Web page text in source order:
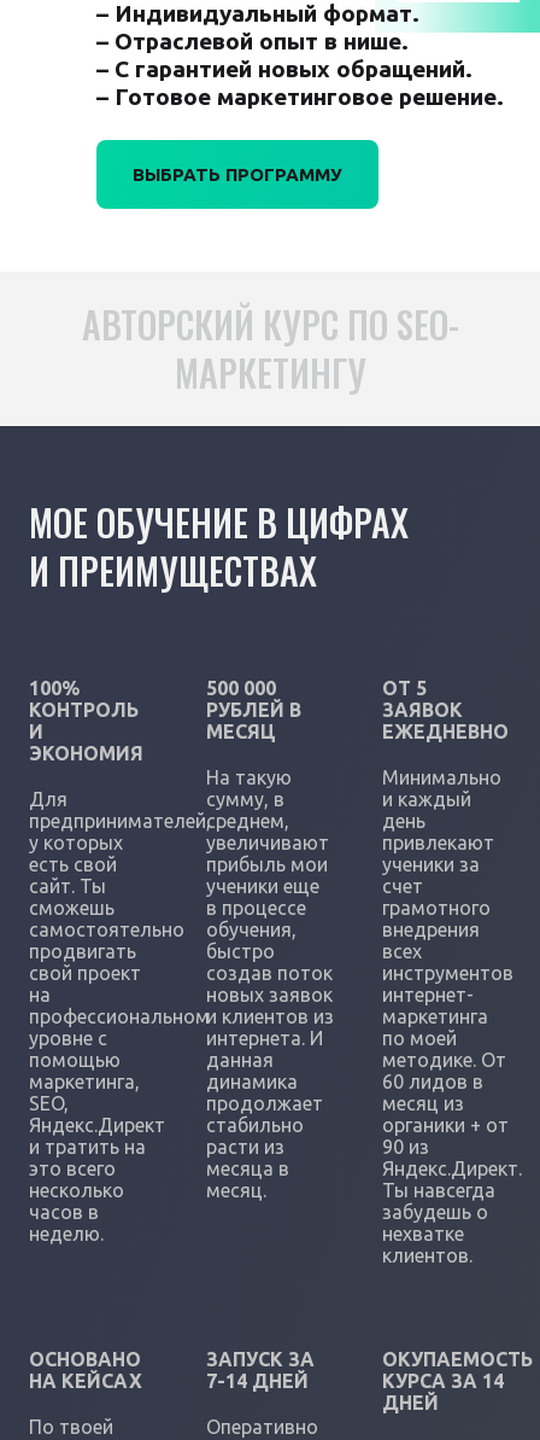
– Индивидуальный формат.
– Отраслевой опыт в нише.
– С гарантией новых обращений.
– Готовое маркетинговое решение.
ВЫБРАТЬ ПРОГРАММУ
АВТОРСКИЙ КУРС ПО SEO-
МАРКЕТИНГУ
МОЕ ОБУЧЕНИЕ В ЦИФРАХ
И ПРЕИМУЩЕСТВАХ
100%
КОНТРОЛЬ
И
ЭКОНОМИЯ
Для
предпринимателей,
у которых
есть свой
сайт. Ты
сможешь
самостоятельно
продвигать
свой проект
на
профессиональном
уровне с
помощью
маркетинга,
SEO,
Яндекс.Директ
и тратить на
это всего
несколько
часов в
неделю.
500 000
РУБЛЕЙ В
МЕСЯЦ
На такую
сумму, в
среднем,
увеличивают
прибыль мои
ученики еще
в процессе
обучения,
быстро
создав поток
новых заявок
и клиентов из
интернета. И
данная
динамика
продолжает
стабильно
расти из
месяца в
месяц.
ОТ 5
ЗАЯВОК
ЕЖЕДНЕВНО
Минимально
и каждый
день
привлекают
ученики за
счет
грамотного
внедрения
всех
инструментов
интернет-
маркетинга
по моей
методике. От
60 лидов в
месяц из
органики + от
90 из
Яндекс.Директ.
Ты навсегда
забудешь о
нехватке
клиентов.
ОСНОВАНО
НА КЕЙСАХ
По твоей
ЗАПУСК ЗА
7-14 ДНЕЙ
Оперативно
ОКУПАЕМОСТЬ
КУРСА ЗА 14
ДНЕЙ